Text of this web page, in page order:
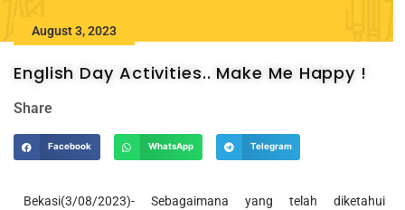
August 3, 2023
English Day Activities.. Make Me Happy !
Share
Facebook WhatsApp Telegram
Bekasi(3/08/2023)- Sebagaimana yang telah diketahui